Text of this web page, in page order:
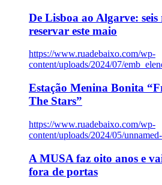
De Lisboa ao Algarve:
reservar este maio
https://www.ruadebaixo.com/wp-
content/uploads/2024/07/
Estação Menina Bonita
The Stars”
https://www.ruadebaixo.com/wp-
content/uploads/2024/05/
A MUSA faz oito anos e
fora de portas